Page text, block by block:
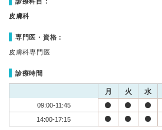
皮膚科
専門医・資格：
皮膚科専門医
診療時間
月 火 水
09:00-11:45
14:00-17:15